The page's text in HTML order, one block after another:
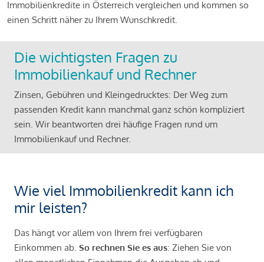
Immobilienkredite in Österreich vergleichen und kommen so
einen Schritt näher zu Ihrem Wunschkredit.
Die wichtigsten Fragen zu
Immobilienkauf und Rechner
Zinsen, Gebühren und Kleingedrucktes: Der Weg zum
passenden Kredit kann manchmal ganz schön kompliziert
sein. Wir beantworten drei häufige Fragen rund um
Immobilienkauf und Rechner.
Wie viel Immobilienkredit kann ich
mir leisten?
Das hängt vor allem von Ihrem frei verfügbaren
Einkommen ab. So rechnen Sie es aus: Ziehen Sie von